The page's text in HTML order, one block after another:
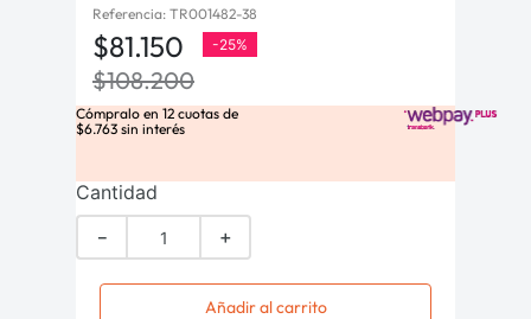
Referencia: TR001482-38
$81.150 -25%
$108.200
Cómpralo en 12 cuotas de
$6.763 sin interés
Cantidad
＋
－
Añadir al carrito